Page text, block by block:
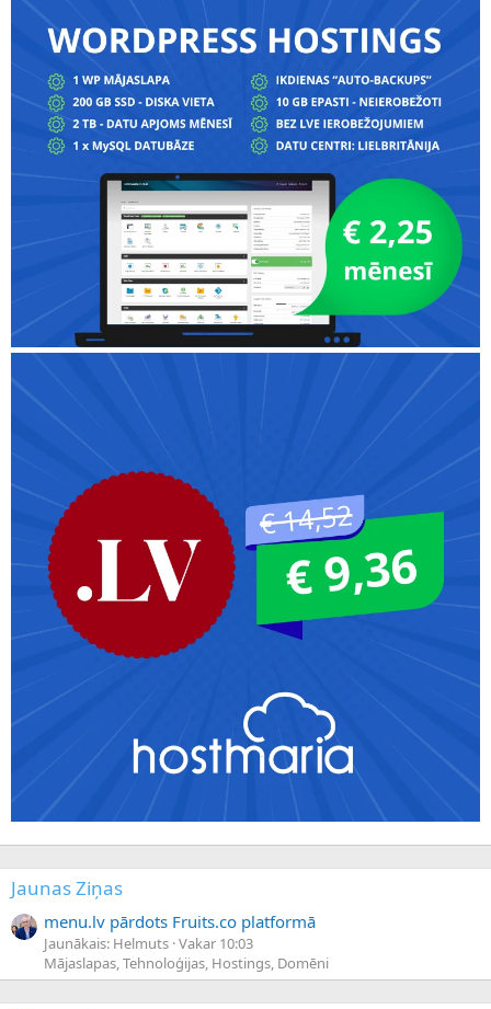
Jaunas Ziņas
menu.lv pārdots Fruits.co platformā
Jaunākais: Helmuts Vakar 10:03
Mājaslapas, Tehnoloģijas, Hostings, Domēni